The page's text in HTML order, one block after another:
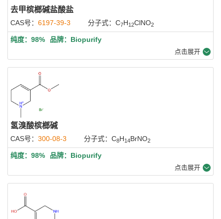
去甲槟榔碱盐酸盐
CAS号： 6197-39-3 分子式：C7H12ClNO2
纯度：98% 品牌：Biopurify
点击展开
氢溴酸槟榔碱
CAS号： 300-08-3 分子式：C8H14BrNO2
纯度：98% 品牌：Biopurify
点击展开